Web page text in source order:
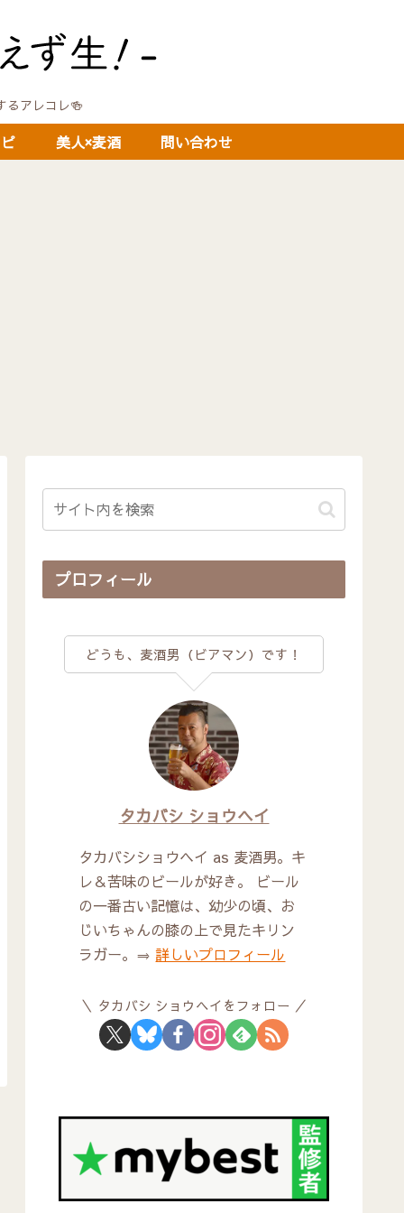
アレコレ🍻
美人×麦酒 問い合わせ
プロフィール
どうも、麦酒男（ビアマン）です！
タカバシ ショウヘイ
タカバシショウヘイ as 麦酒男。キ
レ＆苦味のビールが好き。 ビール
の一番古い記憶は、幼少の頃、お
じいちゃんの膝の上で見たキリン
ラガー。⇒詳しいプロフィール
タカバシ ショウヘイをフォロー